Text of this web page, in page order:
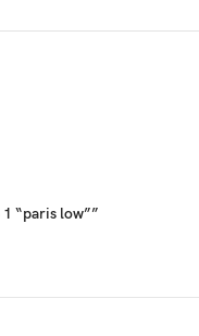
“paris low””